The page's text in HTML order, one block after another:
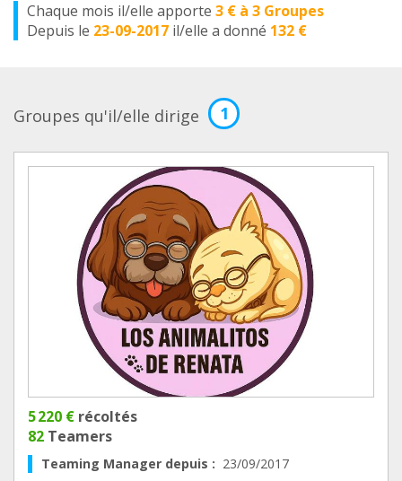
Chaque mois il/elle apporte 3 € à 3 Groupes
Depuis le 23-09-2017 il/elle a donné 132 €
Groupes qu'il/elle dirige 1
5 220 € récoltés
82 Teamers
Teaming Manager depuis : 23/09/2017